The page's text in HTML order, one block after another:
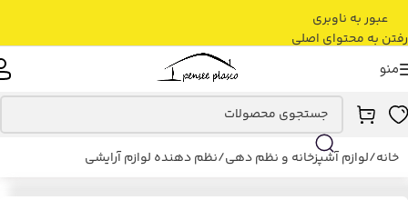
عبور به ناوبری
رفتن به محتوای اصلی
منو
خانه/لوازم آشپزخانه و نظم دهی/نظم دهنده لوازم آرایشی